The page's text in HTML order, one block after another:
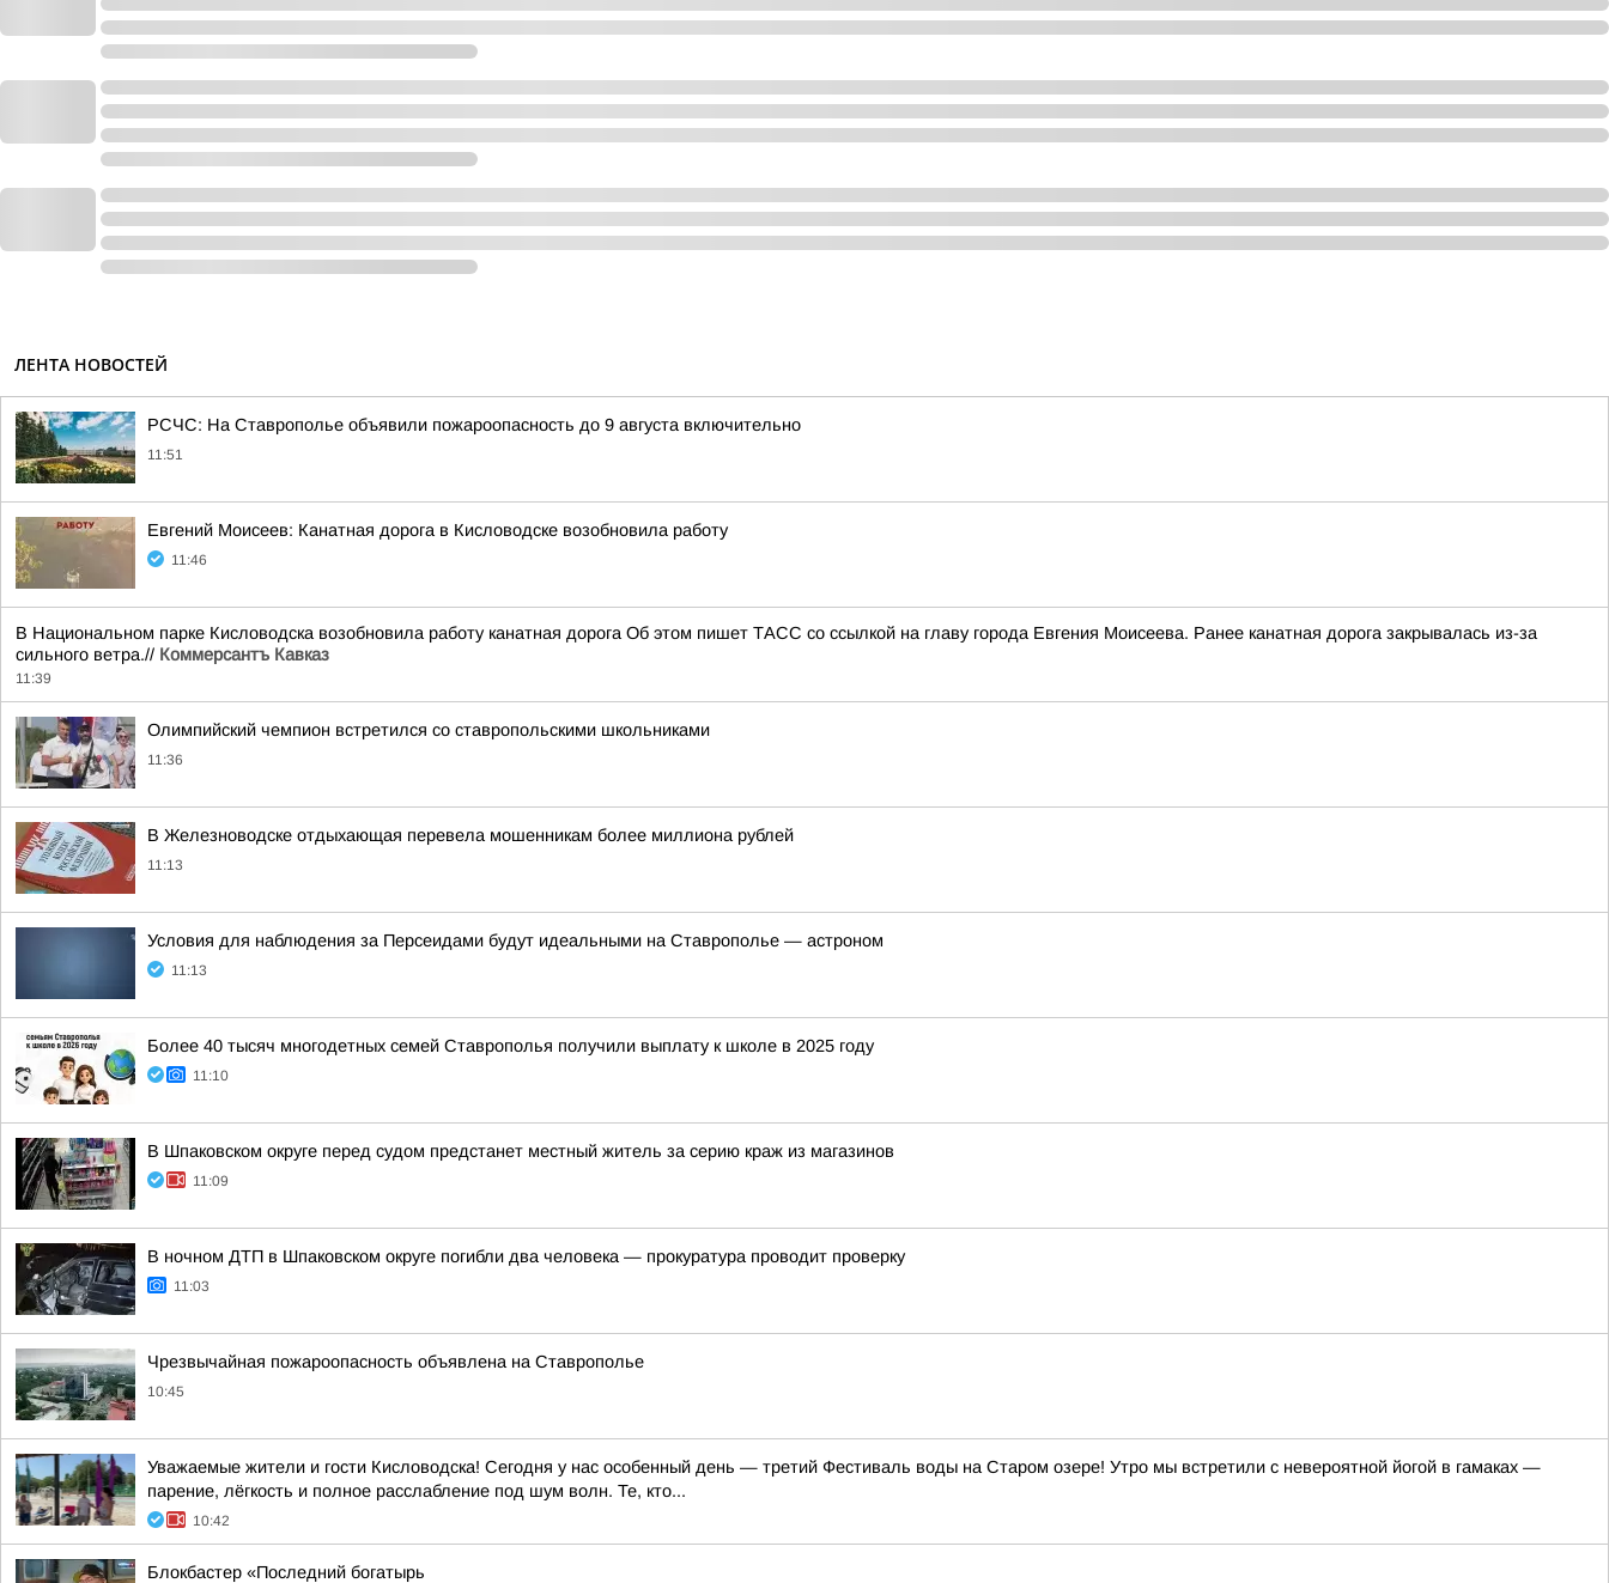
ЛЕНТА НОВОСТЕЙ
РСЧС: На Ставрополье объявили пожароопасность до 9 августа включительно
11:51
Евгений Моисеев: Канатная дорога в Кисловодске возобновила работу
11:46
В Национальном парке Кисловодска возобновила работу канатная дорога Об этом пишет ТАСС со ссылкой на главу города Евгения Моисеева. Ранее канатная дорога закрывалась из-за
сильного ветра.// Коммерсантъ Кавказ
11:39
Олимпийский чемпион встретился со ставропольскими школьниками
11:36
В Железноводске отдыхающая перевела мошенникам более миллиона рублей
11:13
Условия для наблюдения за Персеидами будут идеальными на Ставрополье — астроном
11:13
Более 40 тысяч многодетных семей Ставрополья получили выплату к школе в 2025 году
11:10
В Шпаковском округе перед судом предстанет местный житель за серию краж из магазинов
11:09
В ночном ДТП в Шпаковском округе погибли два человека — прокуратура проводит проверку
11:03
Чрезвычайная пожароопасность объявлена на Ставрополье
10:45
Уважаемые жители и гости Кисловодска! Сегодня у нас особенный день — третий Фестиваль воды на Старом озере! Утро мы встретили с невероятной йогой в гамаках —
парение, лёгкость и полное расслабление под шум волн. Те, кто...
10:42
Блокбастер «Последний богатырь